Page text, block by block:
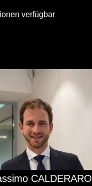
verfügbar
CALDERARO